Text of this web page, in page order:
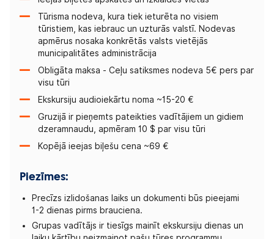
Tūrisma nodeva, kura tiek ieturēta no visiem
tūristiem, kas iebrauc un uzturās valstī. Nodevas
apmērus nosaka konkrētās valsts vietējās
municipalitātes administrācija
Obligāta maksa - Ceļu satiksmes nodeva 5€ pers par
visu tūri
Ekskursiju audioiekārtu noma ~15-20 €
Gruzijā ir pieņemts pateikties vadītājiem un gidiem
dzeramnaudu, apmēram 10 $ par visu tūri
Kopējā ieejas biļešu cena ~69 €
Piezīmes:
Precīzs izlidošanas laiks un dokumenti būs pieejami
1-2 dienas pirms brauciena.
Grupas vadītājs ir tiesīgs mainīt ekskursiju dienas un